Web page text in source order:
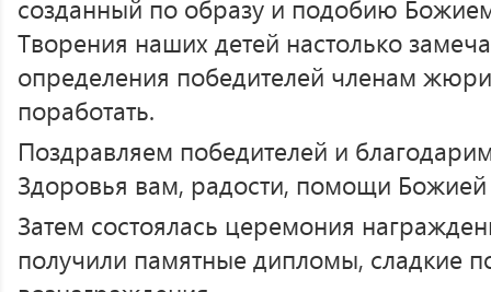
созданный по образу и подобию
Творения наших детей настолько
определения победителей членам
поработать.
Поздравляем победителей и
Здоровья вам, радости, помощи
Затем состоялась церемония
получили памятные дипломы, сладкие